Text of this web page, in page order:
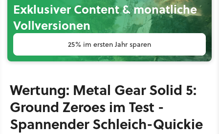
Exklusiver Content & monatliche
Vollversionen
25% im ersten Jahr sparen
Wertung: Metal Gear Solid 5:
Ground Zeroes im Test -
Spannender Schleich-Quickie